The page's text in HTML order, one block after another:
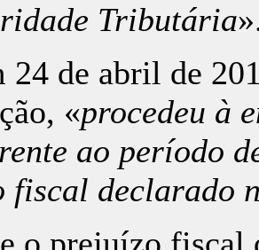
Tributária
de abril de
«procedeu à
ao período
fiscal declarado